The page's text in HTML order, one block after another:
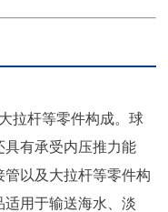
拉杆等零件构成。球
具有承受内压推力能
以及大拉杆等零件构
适用于输送海水、淡